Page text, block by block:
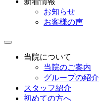
お知らせ
お客様の声
当院について
当院のご案内
グループの紹介
スタッフ紹介
初めての方へ